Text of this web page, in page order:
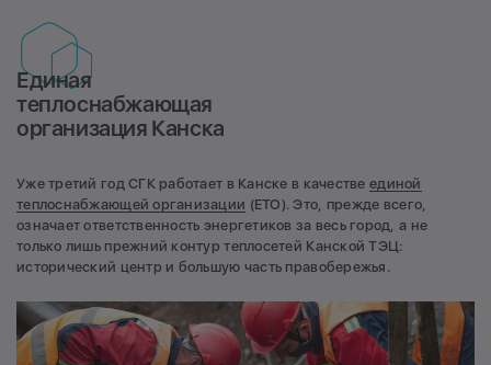
Единая
теплоснабжающая
организация Канска
Уже третий год СГК работает в Канске в качестве единой
теплоснабжающей организации (ЕТО). Это, прежде всего,
означает ответственность энергетиков за весь город, а не
только лишь прежний контур теплосетей Канской ТЭЦ:
исторический центр и большую часть правобережья.